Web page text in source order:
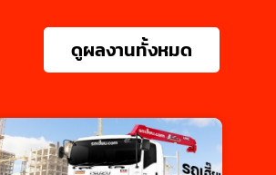
ดูผลงานทั้งหมด